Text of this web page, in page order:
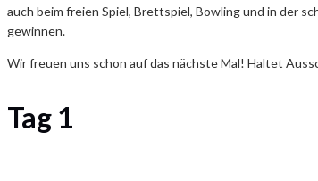
auch beim freien Spiel, Brettspiel, Bowling und in der
gewinnen.
Wir freuen uns schon auf das nächste Mal! Haltet
Tag 1